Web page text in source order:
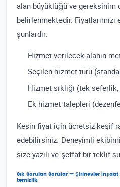
alan büyüklüğü ve gereksinim
belirlenmektedir.
şunlardır:
Hizmet verilecek alanın
Seçilen hizmet türü
Hizmet sıklığı (tek
Ek hizmet talepleri
Kesin fiyat için ücretsiz keşif
edebilirsiniz. Deneyimli
size yazılı ve şeffaf bir teklif
Sık Sorulan Sorular — Şirinevler İnşaat
temizlik